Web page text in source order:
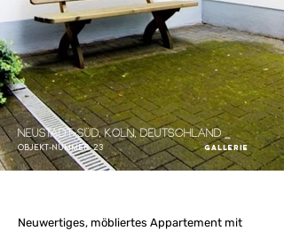
Neustadt-Süd, Köln, Deutschland
Objekt-Nummer 23
Neuwertiges, möbliertes Appartement mit
Gallerie